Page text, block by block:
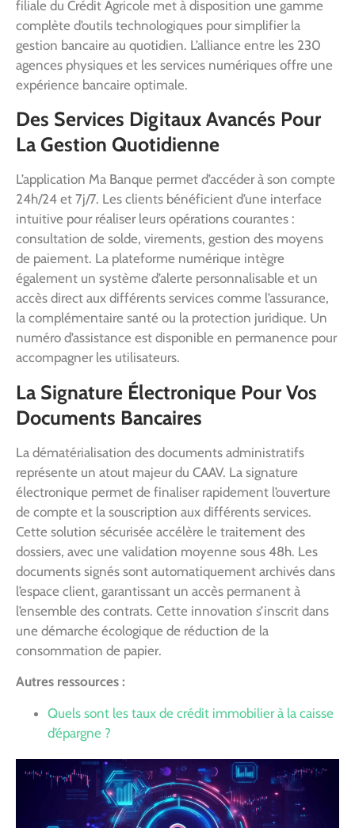
filiale du Crédit Agricole met à disposition une gamme
complète d’outils technologiques pour simplifier la
gestion bancaire au quotidien. L’alliance entre les 230
agences physiques et les services numériques offre une
expérience bancaire optimale.
Des Services Digitaux Avancés Pour
La Gestion Quotidienne
L’application Ma Banque permet d’accéder à son compte
24h/24 et 7j/7. Les clients bénéficient d’une interface
intuitive pour réaliser leurs opérations courantes :
consultation de solde, virements, gestion des moyens
de paiement. La plateforme numérique intègre
également un système d’alerte personnalisable et un
accès direct aux différents services comme l’assurance,
la complémentaire santé ou la protection juridique. Un
numéro d’assistance est disponible en permanence pour
accompagner les utilisateurs.
La Signature Électronique Pour Vos
Documents Bancaires
La dématérialisation des documents administratifs
représente un atout majeur du CAAV. La signature
électronique permet de finaliser rapidement l’ouverture
de compte et la souscription aux différents services.
Cette solution sécurisée accélère le traitement des
dossiers, avec une validation moyenne sous 48h. Les
documents signés sont automatiquement archivés dans
l’espace client, garantissant un accès permanent à
l’ensemble des contrats. Cette innovation s’inscrit dans
une démarche écologique de réduction de la
consommation de papier.
Autres ressources :
Quels sont les taux de crédit immobilier à la caisse
d’épargne ?